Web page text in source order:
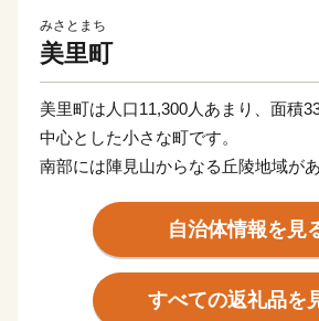
みさとまち
美里町
美里町は人口11,300人あまり、面積
中心とした小さな町です。
南部には陣見山からなる丘陵地域が
や田園の広がる農村風景は、人々に
を与えています。
少子高齢化の傾向は、美里町におい
自治体情報を見
すべての返礼品を